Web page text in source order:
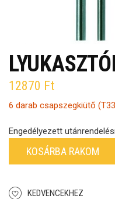
12870 Ft
6 darab csapszegkiütő
Engedélyezett
KOSÁRBA RAKOM
KEDVENCEKHEZ